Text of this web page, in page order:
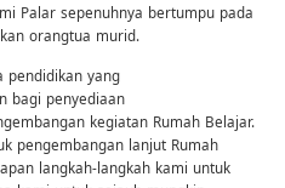
Palar sepenuhnya bertumpu pada
orangtua murid.
pendidikan yang
bagi penyediaan
kegiatan Rumah Belajar.
pengembangan lanjut Rumah
langkah-langkah kami untuk